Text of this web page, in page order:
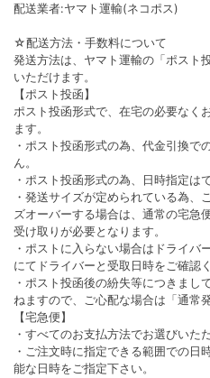
配送業者:ヤマト運輸(ネコポス)
☆配送方法・手数料について
発送方法は、ヤマト運輸の「ポスト
いただけます。
【ポスト投函】
ポスト投函形式で、在宅の必要なく
ます。
・ポスト投函形式の為、代金引換で
ん。
・ポスト投函形式の為、日時指定は
・発送サイズが定められている為、
ズオーバーする場合は、通常の宅急
受け取りが必要となります。
・ポストに入らない場合はドライバ
にてドライバーと受取日時をご確認
・ポスト投函後の紛失等につきまし
ねますので、ご心配な場合は「通常
【宅急便】
・すべてのお支払方法でお選びいた
・ご注文時に指定できる範囲での日
能な日時をご指定下さい。